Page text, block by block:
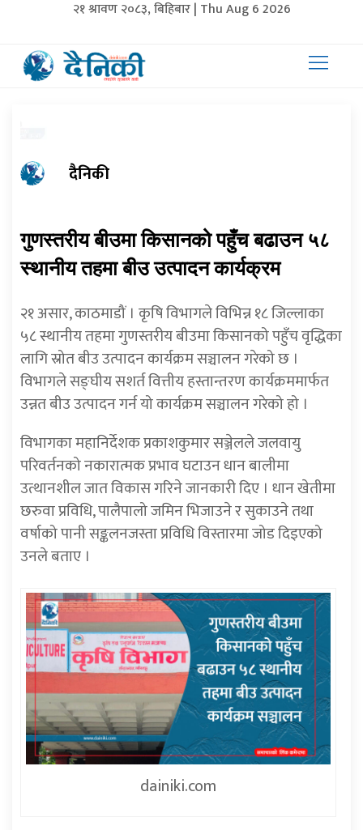
२१ श्रावण २०८३, बिहिबार | Thu Aug 6 2026
दैनिकी
गुणस्तरीय बीउमा किसानको पहुँच बढाउन ५८
स्थानीय तहमा बीउ उत्पादन कार्यक्रम
२१ असार, काठमाडौं । कृषि विभागले विभिन्न १८ जिल्लाका
५८ स्थानीय तहमा गुणस्तरीय बीउमा किसानको पहुँच वृद्धिका
लागि स्रोत बीउ उत्पादन कार्यक्रम सञ्चालन गरेको छ ।
विभागले सङ्घीय सशर्त वित्तीय हस्तान्तरण कार्यक्रममार्फत
उन्नत बीउ उत्पादन गर्न यो कार्यक्रम सञ्चालन गरेको हो ।
विभागका महानिर्देशक प्रकाशकुमार सञ्जेलले जलवायु
परिवर्तनको नकारात्मक प्रभाव घटाउन धान बालीमा
उत्थानशील जात विकास गरिने जानकारी दिए । धान खेतीमा
छरुवा प्रविधि, पालैपालो जमिन भिजाउने र सुकाउने तथा
वर्षाको पानी सङ्कलनजस्ता प्रविधि विस्तारमा जोड दिइएको
उनले बताए ।
dainiki.com